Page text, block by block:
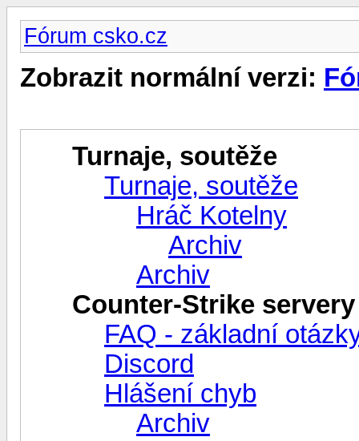
Fórum csko.cz
Zobrazit normální verzi:
Turnaje, soutěže
Turnaje, soutěže
Hráč Kotelny
Archiv
Archiv
Counter-Strike servery
FAQ - základní
Discord
Hlášení chyb
Archiv